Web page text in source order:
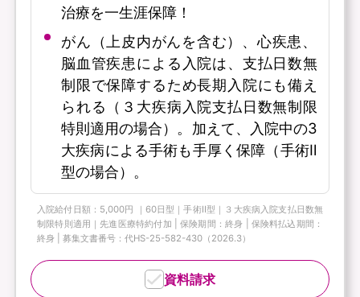
治療を一生涯保障！
がん（上皮内がんを含む）、心疾患、
脳血管疾患による入院は、支払日数無
制限で保障するため長期入院にも備え
られる（３大疾病入院支払日数無制限
特則適用の場合）。加えて、入院中の3
大疾病による手術も手厚く保障（手術Ⅱ
型の場合）。
入院給付日額：5,000円 ｜60日型｜手術Ⅱ型｜３大疾病入院支払日数無
制限特則適用｜先進医療特約付加 | 保険期間：終身 | 保険料払込期間：
終身 | 募集文書番号：代HS-25-582-430（2026.3）
資料請求